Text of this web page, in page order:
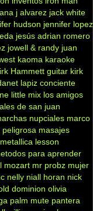
j alvarez jack white
hudson jennifer lopez
jesús adrian romero
jowell & randy juan
kaoma karaoke
Hammett guitar kirk
lapiz conciente
little mix los amigos
de san juan
nupciales marco
peligrosa masajes
metallica lesson
para aprender
mozart mr probz mujer
nelly niall horan nick
dominion olivia
palm mute pantera